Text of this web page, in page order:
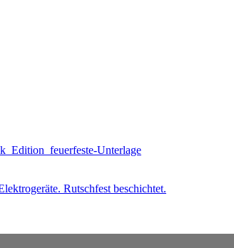
Rutschfest beschichtet.